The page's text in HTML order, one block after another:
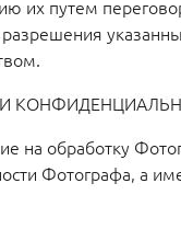
их путем
на обработку
Фотографа, а